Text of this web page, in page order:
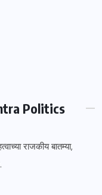
Politics
राजकीय बातम्या,